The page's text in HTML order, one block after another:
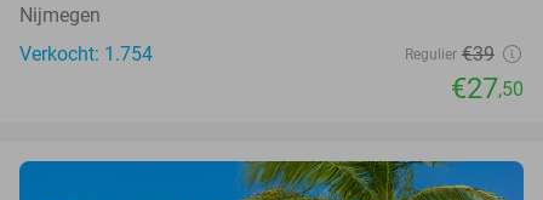
Nijmegen
Verkocht: 1.754
Regulier €39
€27,50